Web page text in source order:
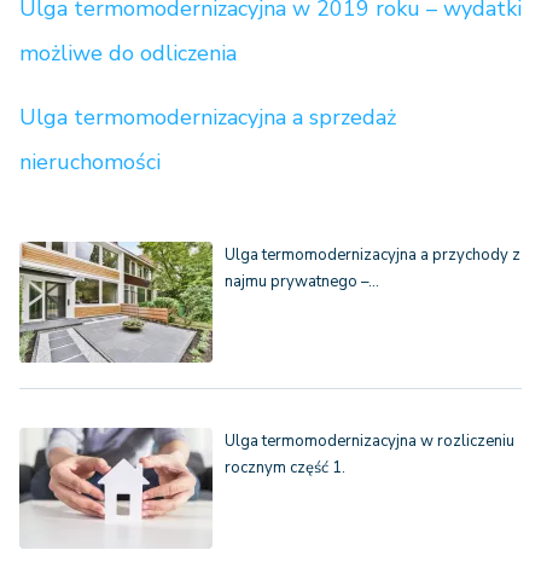
Ulga termomodernizacyjna w 2019 roku – wydatki
możliwe do odliczenia
Ulga termomodernizacyjna a sprzedaż
nieruchomości
Ulga termomodernizacyjna a przychody z
najmu prywatnego –…
Ulga termomodernizacyjna w rozliczeniu
rocznym część 1.